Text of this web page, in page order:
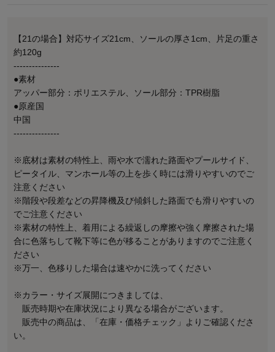
【21の場合】対応サイズ21cm、ソールの厚さ1cm、片足の重さ
約120g
---------------
●素材
アッパー部分：ポリエステル、ソール部分：TPR樹脂
●原産国
中国
---------------
※底材は素材の特性上、雨や水で濡れた路面やプールサイド、
ピータイル、マンホール等の上を歩く時には滑りやすいのでご
注意ください
※階段や段差などの昇降機及び傾斜した路面でも滑りやすいの
でご注意ください
※素材の特性上、着用による繰返しの摩擦や強く摩擦された場
合に色落ちして靴下等に色が移ることがありますのでご注意く
ださい
※万一、色移りした場合は速やかに洗ってください
※カラー・サイズ展開につきましては、
販売時期や在庫状況により異なる場合がございます。
販売中の商品は、「在庫・価格チェック」よりご確認くださ
い。